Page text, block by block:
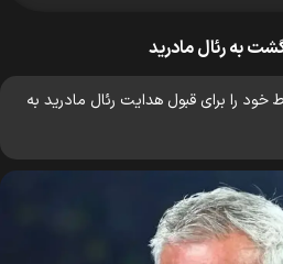
به رئال مادرید
را برای قبول هدایت رئال مادرید به